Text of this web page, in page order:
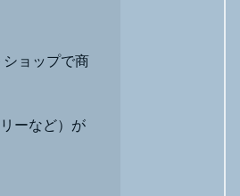
ョップで商
ーなど）が